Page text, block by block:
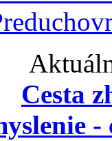
Cesta